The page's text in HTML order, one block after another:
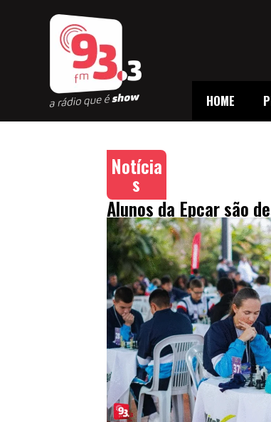
HOME
Notícia
s
Alunos da Epcar são